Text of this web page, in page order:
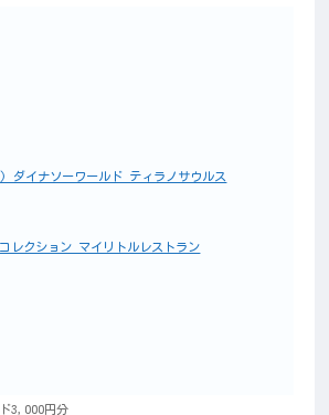
ダイナソーワールド ティラノサウルス
レクション マイリトルレストラン
3,000円分